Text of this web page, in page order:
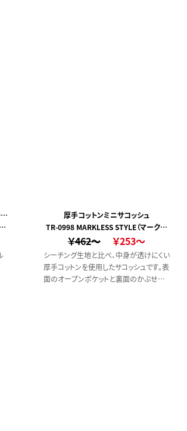
厚手コットンミニサコッシュ
TR-0998 MARKLESS STYLE（マークレ
ススタイル）
￥462～ ￥253～
シーチング生地と比べ、中身が透けにくい
厚手コットンを使用したサコッシュです。表
面のオープンポケットと裏面のかぶせポ